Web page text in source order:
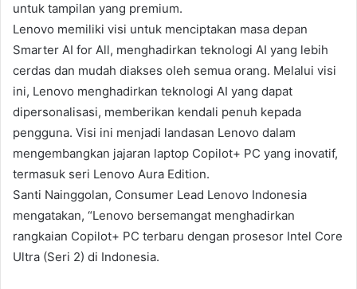
untuk tampilan yang premium.
Lenovo memiliki visi untuk menciptakan masa depan
Smarter AI for All, menghadirkan teknologi AI yang lebih
cerdas dan mudah diakses oleh semua orang. Melalui visi
ini, Lenovo menghadirkan teknologi AI yang dapat
dipersonalisasi, memberikan kendali penuh kepada
pengguna. Visi ini menjadi landasan Lenovo dalam
mengembangkan jajaran laptop Copilot+ PC yang inovatif,
termasuk seri Lenovo Aura Edition.
Santi Nainggolan, Consumer Lead Lenovo Indonesia
mengatakan, “Lenovo bersemangat menghadirkan
rangkaian Copilot+ PC terbaru dengan prosesor Intel Core
Ultra (Seri 2) di Indonesia.